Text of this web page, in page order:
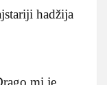
hadžija
mi je,